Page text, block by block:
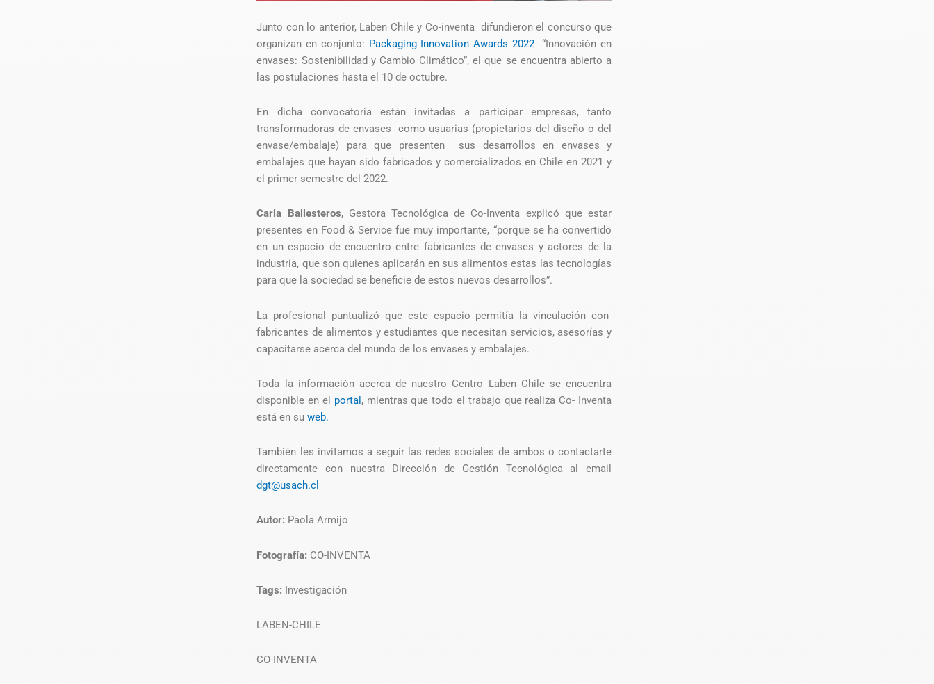
Junto con lo anterior, Laben Chile y Co-inventa difundieron el concurso que
organizan en conjunto: Packaging Innovation Awards 2022“Innovación en
envases: Sostenibilidad y Cambio Climático”, el que se encuentra abierto a
las postulaciones hasta el 10 de octubre.
En dicha convocatoria están invitadas a participar empresas, tanto
transformadoras de envases como usuarias (propietarios del diseño o del
envase/embalaje) para que presenten sus desarrollos en envases y
embalajes que hayan sido fabricados y comercializados en Chile en 2021 y
el primer semestre del 2022.
Carla Ballesteros, Gestora Tecnológica de Co-Inventa explicó que estar
presentes en Food & Service fue muy importante, “porque se ha convertido
en un espacio de encuentro entre fabricantes de envases y actores de la
industria, que son quienes aplicarán en sus alimentos estas las tecnologías
para que la sociedad se beneficie de estos nuevos desarrollos”.
La profesional puntualizó que este espacio permitía la vinculación con
fabricantes de alimentos y estudiantes que necesitan servicios, asesorías y
capacitarse acerca del mundo de los envases y embalajes.
Toda la información acerca de nuestro Centro Laben Chile se encuentra
disponible en el portal , mientras que todo el trabajo que realiza Co- Inventa
está en suweb.
También les invitamos a seguir las redes sociales de ambos o contactarte
directamente con nuestra Dirección de Gestión Tecnológica al email
dgt@usach.cl
Autor: Paola Armijo
Fotografía: CO-INVENTA
Tags: Investigación
LABEN-CHILE
CO-INVENTA